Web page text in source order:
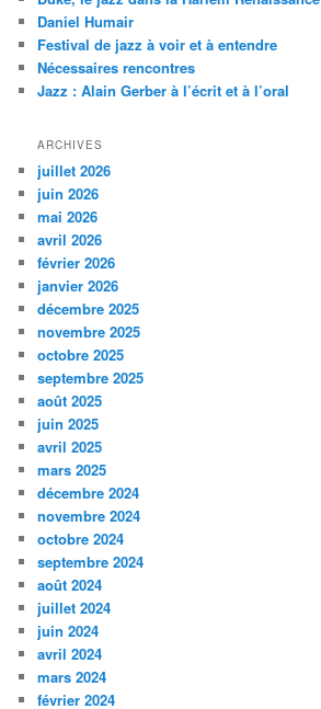
r
c
h
e
Daniel Humair
Festival de jazz à voir et à entendre
Nécessaires rencontres
Jazz : Alain Gerber à l’écrit et à l’oral
ARCHIVES
juillet 2026
juin 2026
mai 2026
avril 2026
février 2026
janvier 2026
décembre 2025
novembre 2025
octobre 2025
septembre 2025
août 2025
juin 2025
avril 2025
mars 2025
décembre 2024
novembre 2024
octobre 2024
septembre 2024
août 2024
juillet 2024
juin 2024
avril 2024
mars 2024
février 2024